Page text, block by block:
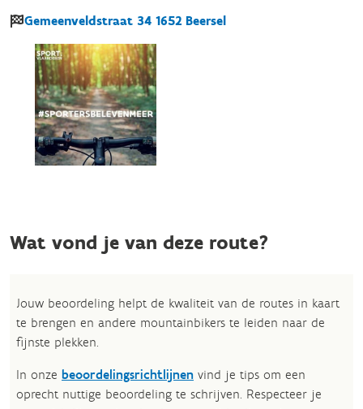
Gemeenveldstraat 34 1652 Beersel
Wat vond je van deze route?
Jouw beoordeling helpt de kwaliteit van de routes in kaart
te brengen en andere mountainbikers te leiden naar de
fijnste plekken.
In onze beoordelingsrichtlijnen vind je tips om een
oprecht nuttige beoordeling te schrijven. Respecteer je